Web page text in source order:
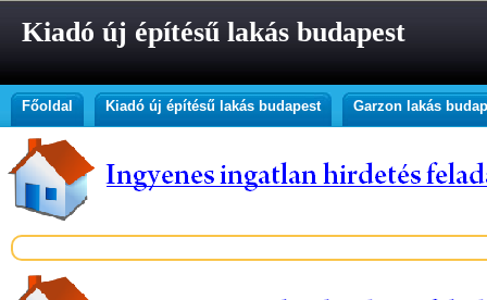
Kiadó új építésű lakás budapest
Főoldal Kiadó új építésű lakás budapest Garzon lakás